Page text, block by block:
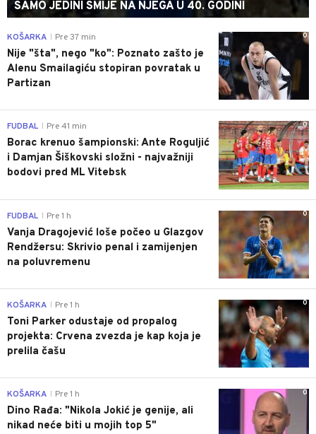
SAMO JEDINI SMIJE NA NJEGA U 40. GODINI
0
KOŠARKA Pre 37 min
Nije "šta", nego "ko": Poznato zašto je
Alenu Smailagiću stopiran povratak u
Partizan
0
FUDBAL Pre 41 min
Borac krenuo šampionski: Ante Roguljić
i Damjan Šiškovski složni - najvažniji
bodovi pred ML Vitebsk
0
FUDBAL Pre 1 h
Vanja Dragojević loše počeo u Glazgov
Rendžersu: Skrivio penal i zamijenjen
na poluvremenu
0
KOŠARKA Pre 1 h
Toni Parker odustaje od propalog
projekta: Crvena zvezda je kap koja je
prelila čašu
0
KOŠARKA Pre 1 h
Dino Rađa: "Nikola Jokić je genije, ali
nikad neće biti u mojih top 5"